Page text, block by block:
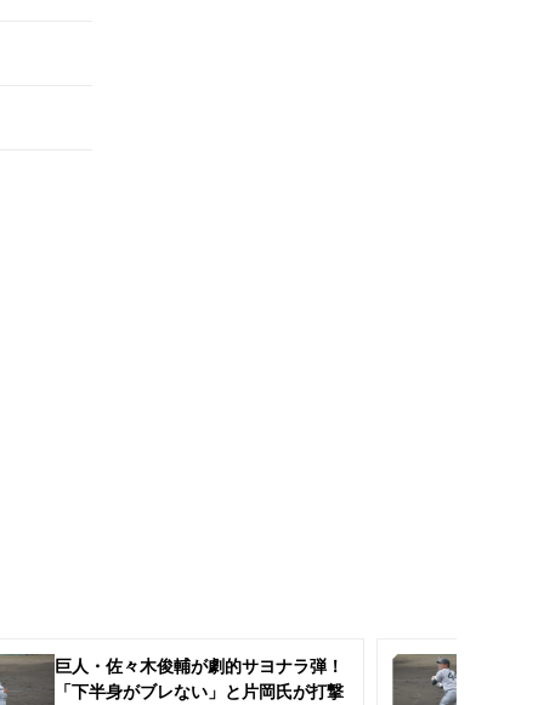
巨人・佐々木俊輔が劇的サヨナラ弾！
「下半身がブレない」と片岡氏が打撃